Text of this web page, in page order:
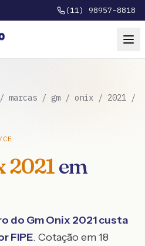
(11) 98957-8818
/ marcas / gm / onix / 2021 /
/ CE
2021em
do GmOnix 2021custa
FIPE. Cotação em 18